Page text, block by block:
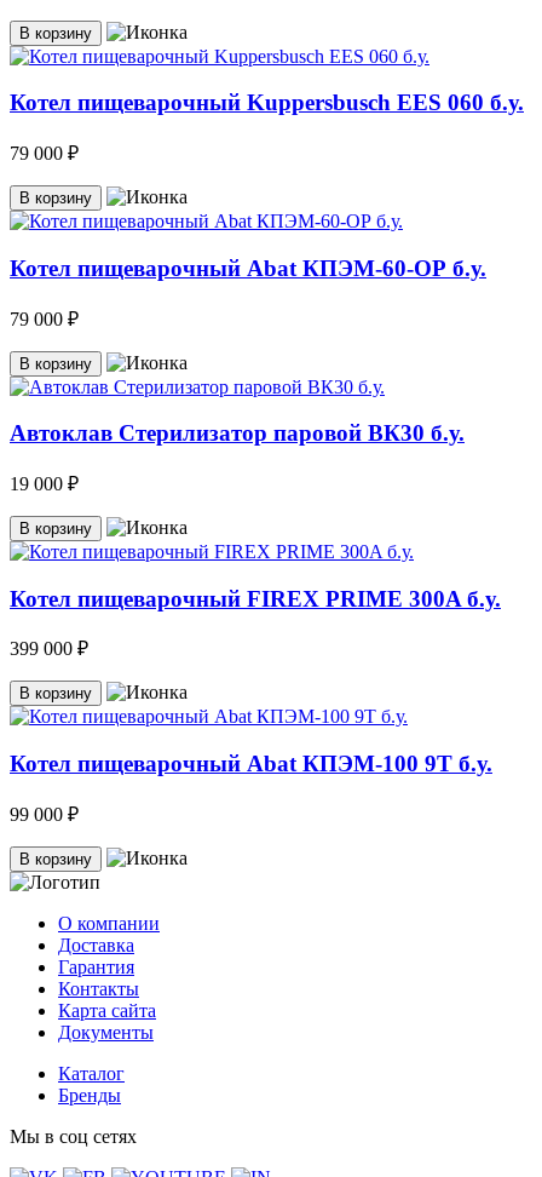
В корзину
Котел пищеварочный Kuppersbusch EES 060 б.у.
79 000 ₽
В корзину
Котел пищеварочный Abat КПЭМ-60-ОР б.у.
79 000 ₽
В корзину
Автоклав Стерилизатор паровой ВК30 б.у.
19 000 ₽
В корзину
Котел пищеварочный FIREX PRIME 300A б.у.
399 000 ₽
В корзину
Котел пищеварочный Abat КПЭМ-100 9Т б.у.
99 000 ₽
В корзину
О компании
Доставка
Гарантия
Контакты
Карта сайта
Документы
Каталог
Бренды
Мы в соц сетях